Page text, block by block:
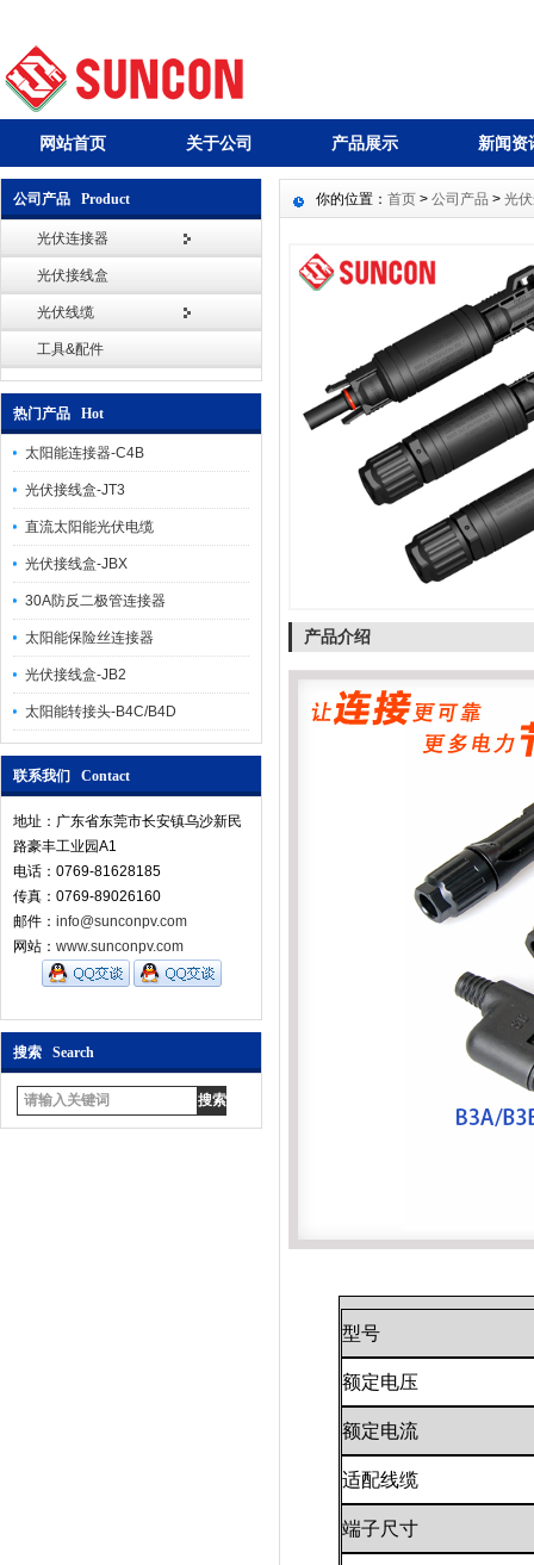
网站首页 关于公司 产品展示 新闻资
公司产品 Product
光伏连接器
光伏接线盒
光伏线缆
工具&配件
热门产品 Hot
太阳能连接器-C4B
光伏接线盒-JT3
直流太阳能光伏电缆
光伏接线盒-JBX
30A防反二极管连接器
太阳能保险丝连接器
光伏接线盒-JB2
太阳能转接头-B4C/B4D
联系我们 Contact
地址：广东省东莞市长安镇乌沙新民
路豪丰工业园A1
电话：0769-81628185
传真：0769-89026160
邮件： info@sunconpv.com
网站： www.sunconpv.com
搜索 Search
你的位置： 首页 > 公司产品 > 光
产品介绍
型号
额定电压
额定电流
适配线缆
端子尺寸